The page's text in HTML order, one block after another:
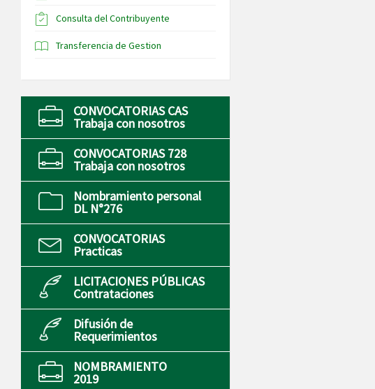
Consulta del Contribuyente
Transferencia de Gestion
CONVOCATORIAS CAS
Trabaja con nosotros
CONVOCATORIAS 728
Trabaja con nosotros
Nombramiento personal
DL N°276
CONVOCATORIAS
Practicas
LICITACIONES PÚBLICAS
Contrataciones
Difusión de
Requerimientos
NOMBRAMIENTO
2019